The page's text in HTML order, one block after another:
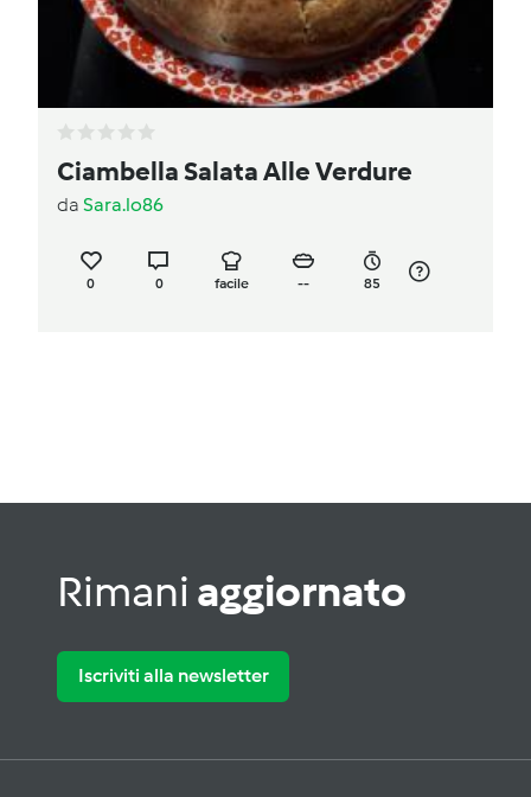
Ciambella Salata Alle Verdure
da Sara.lo86
0 0 facile -- 85
Rimani aggiornato
Iscriviti alla newsletter